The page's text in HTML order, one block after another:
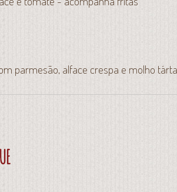
parmesão, alface crespa e molho